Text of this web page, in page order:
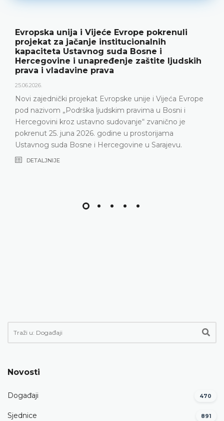
Evropska unija i Vijeće Evrope pokrenuli
projekat za jačanje institucionalnih
kapaciteta Ustavnog suda Bosne i
Hercegovine i unapređenje zaštite ljudskih
prava i vladavine prava
25.06.2026.
Novi zajednički projekat Evropske unije i Vijeća Evrope
pod nazivom „Podrška ljudskim pravima u Bosni i
Hercegovini kroz ustavno sudovanje“ zvanično je
pokrenut 25. juna 2026. godine u prostorijama
Ustavnog suda Bosne i Hercegovine u Sarajevu.
DETALJNIJE
Novosti
Događaji 470
Sjednice 891